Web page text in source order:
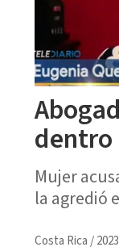
dentro
Mujer
la agredió
Costa Rica /